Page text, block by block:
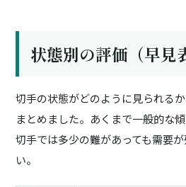
状態別の評価（早見
切手の状態がどのように見られる
まとめました。あくまで一般的な
切手では多少の難があっても需要
い。